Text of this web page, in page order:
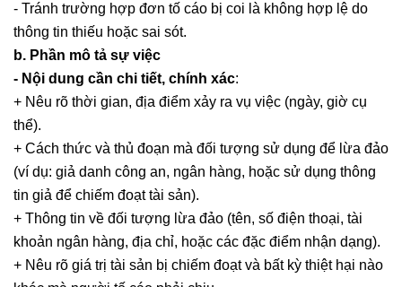
- Tránh trường hợp đơn tố cáo bị coi là không hợp lệ do
thông tin thiếu hoặc sai sót.
b. Phần mô tả sự việc
- Nội dung cần chi tiết, chính xác:
+ Nêu rõ thời gian, địa điểm xảy ra vụ việc (ngày, giờ cụ
thể).
+ Cách thức và thủ đoạn mà đối tượng sử dụng để lừa đảo
(ví dụ: giả danh công an, ngân hàng, hoặc sử dụng thông
tin giả để chiếm đoạt tài sản).
+ Thông tin về đối tượng lừa đảo (tên, số điện thoại, tài
khoản ngân hàng, địa chỉ, hoặc các đặc điểm nhận dạng).
+ Nêu rõ giá trị tài sản bị chiếm đoạt và bất kỳ thiệt hại nào